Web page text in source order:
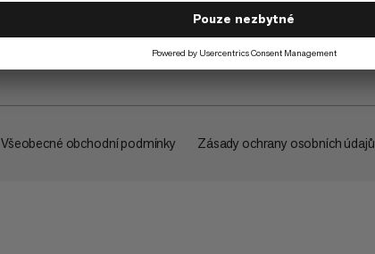
Všeobecné obchodní podmínky Zásady ochrany osobních údajů